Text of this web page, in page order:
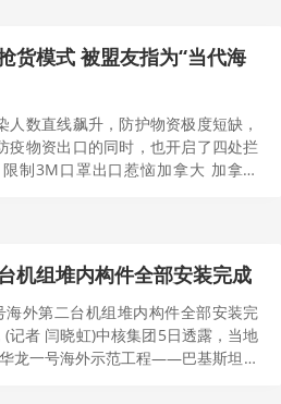
货模式 被盟友指为“当代海
人数直线飙升，防护物资极度短缺，
疫物资出口的同时，也开启了四处拦
制3M口罩出口惹恼加拿大 加拿大
机组堆内构件全部安装完成
外第二台机组堆内构件全部安装完
记者 闫晓虹)中核集团5日透露，当地
龙一号海外示范工程——巴基斯坦卡